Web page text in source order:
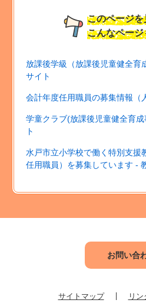
このページ
こんなペー
放課後学級（放課後児童健全育
サイト
会計年度任用職員の募集情報（
学童クラブ(放課後児童健全育
ト
水戸市立小学校で働く特別支援
任用職員）を募集しています -
お問い合
サイトマップ リ